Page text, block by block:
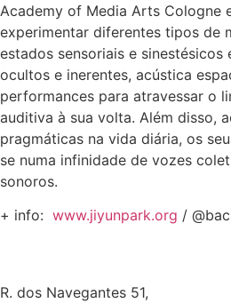
Academy of Media Arts Cologne
experimentar diferentes tipos de
estados sensoriais e sinestésicos
ocultos e inerentes, acústica
performances para atravessar o
auditiva à sua volta. Além disso,
pragmáticas na vida diária, os
se numa infinidade de vozes
sonoros.
+ info: www.jiyunpark.org /
R. dos Navegantes 51,